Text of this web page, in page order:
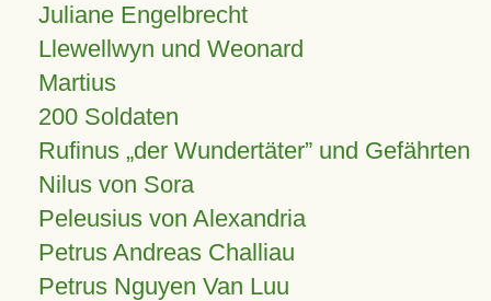
Juliane Engelbrecht
Llewellwyn und Weonard
Martius
200 Soldaten
Rufinus „der Wundertäter” und Gefährten
Nilus von Sora
Peleusius von Alexandria
Petrus Andreas Challiau
Petrus Nguyen Van Luu